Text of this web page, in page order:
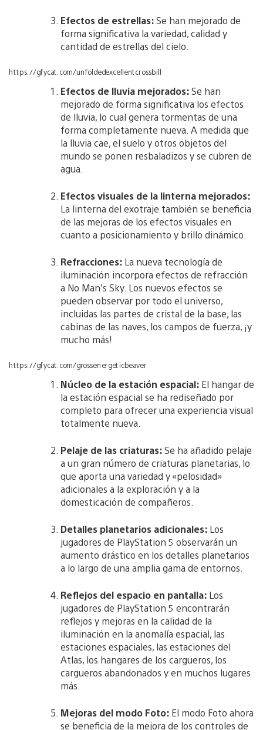
Efectos de estrellas:Se han mejorado de
forma significativa la variedad, calidad y
cantidad de estrellas del cielo.
https://gfycat.com/unfoldedexcellentcrossbill
Efectos de lluvia mejorados:Se han
mejorado de forma significativa los efectos
de lluvia, lo cual genera tormentas de una
forma completamente nueva. A medida que
la lluvia cae, el suelo y otros objetos del
mundo se ponen resbaladizos y se cubren de
agua.
Efectos visuales de la linterna mejorados:
La linterna del exotraje también se beneficia
de las mejoras de los efectos visuales en
cuanto a posicionamiento y brillo dinámico.
Refracciones: La nueva tecnología de
iluminación incorpora efectos de refracción
a No Man’s Sky. Los nuevos efectos se
pueden observar por todo el universo,
incluidas las partes de cristal de la base, las
cabinas de las naves, los campos de fuerza, ¡y
mucho más!
https://gfycat.com/grossenergeticbeaver
Núcleo de la estación espacial: El hangar de
la estación espacial se ha rediseñado por
completo para ofrecer una experiencia visual
totalmente nueva.
Pelaje de las criaturas:Se ha añadido pelaje
a un gran número de criaturas planetarias, lo
que aporta una variedad y «pelosidad»
adicionales a la exploración y a la
domesticación de compañeros.
Detalles planetarios adicionales: Los
jugadores de PlayStation 5 observarán un
aumento drástico en los detalles planetarios
a lo largo de una amplia gama de entornos.
Reflejos del espacio en pantalla: Los
jugadores de PlayStation 5 encontrarán
reflejos y mejoras en la calidad de la
iluminación en la anomalía espacial, las
estaciones espaciales, las estaciones del
Atlas, los hangares de los cargueros, los
cargueros abandonados y en muchos lugares
más.
Mejoras del modo Foto: El modo Foto ahora
se beneficia de la mejora de los controles de